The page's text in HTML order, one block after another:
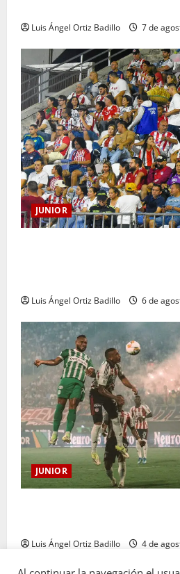
Luis Ángel Ortiz Badillo 7 de
JUNIOR
Luis Ángel Ortiz Badillo 6 de
JUNIOR
Luis Ángel Ortiz Badillo 4 de